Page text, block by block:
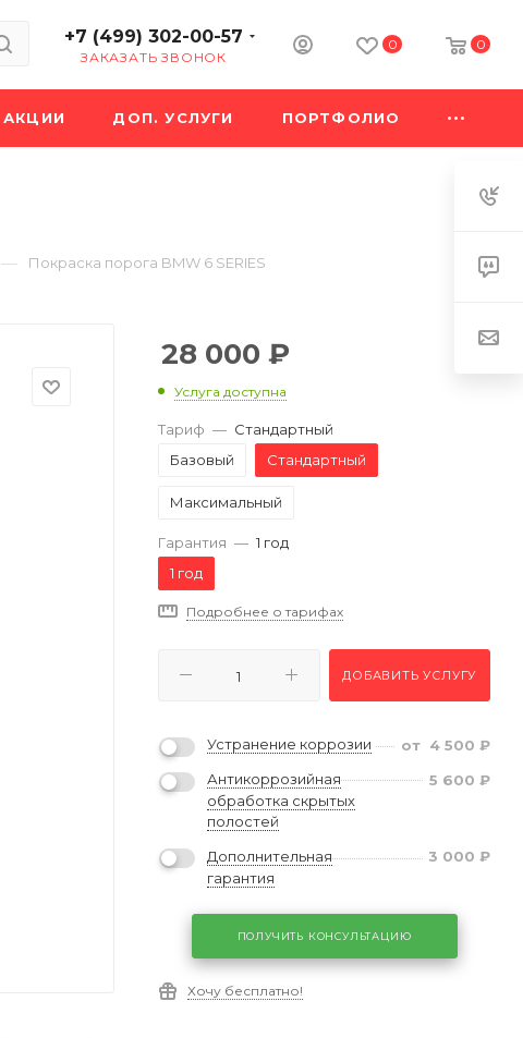
+7 (499) 302-00-57
ЗАКАЗАТЬ ЗВОНОК
0 0
АКЦИИ ДОП. УСЛУГИ ПОРТФОЛИО
— Покраска порога BMW 6 SERIES
28 000 ₽
Услуга доступна
Тариф — Стандартный
Базовый
Стандартный
Максимальный
Гарантия — 1 год
1 год
Подробнее о тарифах
ДОБАВИТЬ УСЛУГУ
Устранение коррозии от 4 500 ₽
Антикоррозийная
обработка скрытых
полостей
5 600 ₽
Дополнительная
гарантия
3 000 ₽
ПОЛУЧИТЬ КОНСУЛЬТАЦИЮ
Хочу бесплатно!